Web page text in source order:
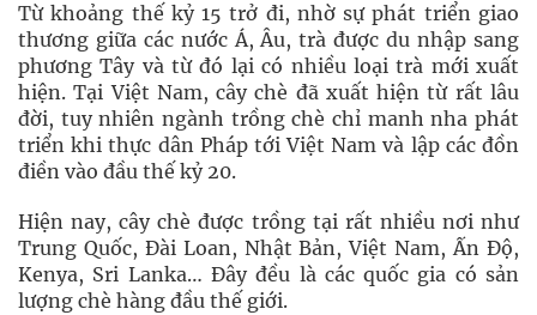
Từ khoảng thế kỷ 15 trở đi, nhờ sự phát triển giao
thương giữa các nước Á, Âu, trà được du nhập sang
phương Tây và từ đó lại có nhiều loại trà mới xuất
hiện. Tại Việt Nam, cây chè đã xuất hiện từ rất lâu
đời, tuy nhiên ngành trồng chè chỉ manh nha phát
triển khi thực dân Pháp tới Việt Nam và lập các đồn
điền vào đầu thế kỷ 20.
Hiện nay, cây chè được trồng tại rất nhiều nơi như
Trung Quốc, Đài Loan, Nhật Bản, Việt Nam, Ấn Độ,
Kenya, Sri Lanka… Đây đều là các quốc gia có sản
lượng chè hàng đầu thế giới.